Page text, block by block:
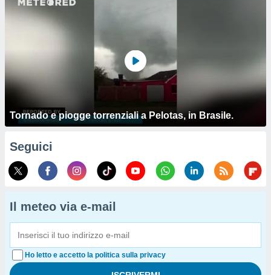
Tornado e piogge torrenziali a Pelotas, in Brasile.
Seguici
Il meteo via e-mail
Ho letto e accetto la politica sulla privacy